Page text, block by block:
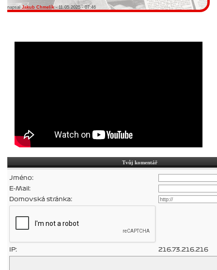
napsal Jakub Chmelík- 11.05.2025 - 07:46
Tvůj komentář
Jméno:
E-Mail:
Domovská stránka:
IP: 216.73.216.216